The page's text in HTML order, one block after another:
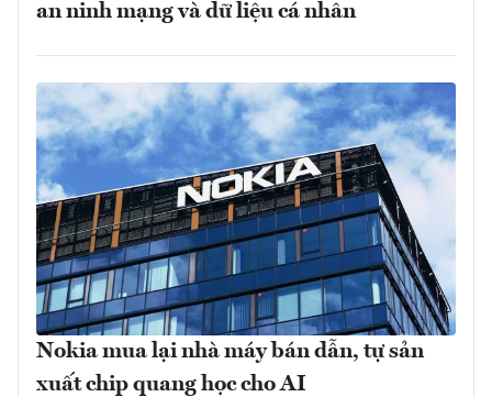
an ninh mạng và dữ liệu cá nhân
Nokia mua lại nhà máy bán dẫn, tự sản
xuất chip quang học cho AI